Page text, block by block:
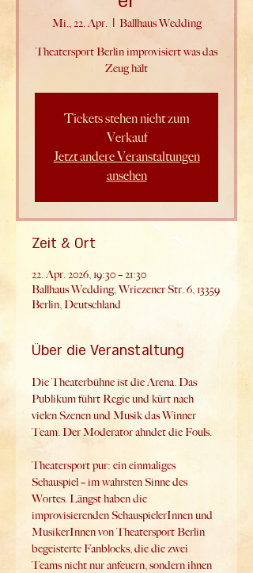
Mi., 22. Apr.
  |
Ballhaus Wedding
Theatersport Berlin improvisiert was das
Zeug hält
Tickets stehen nicht zum
Verkauf
Jetzt andere Veranstaltungen
ansehen
Zeit & Ort
22. Apr. 2026, 19:30 – 21:30
Ballhaus Wedding, Wriezener Str. 6, 13359
Berlin, Deutschland
Über die Veranstaltung
Die Theaterbühne ist die Arena. Das
Publikum führt Regie und kürt nach
vielen Szenen und Musik das Winner
Team. Der Moderator ahndet die Fouls.
Theatersport pur: ein einmaliges
Schauspiel – im wahrsten Sinne des
Wortes. Längst haben die
improvisierenden SchauspielerInnen und
MusikerInnen von Theatersport Berlin
begeisterte Fanblocks, die die zwei
Teams nicht nur anfeuern, sondern ihnen